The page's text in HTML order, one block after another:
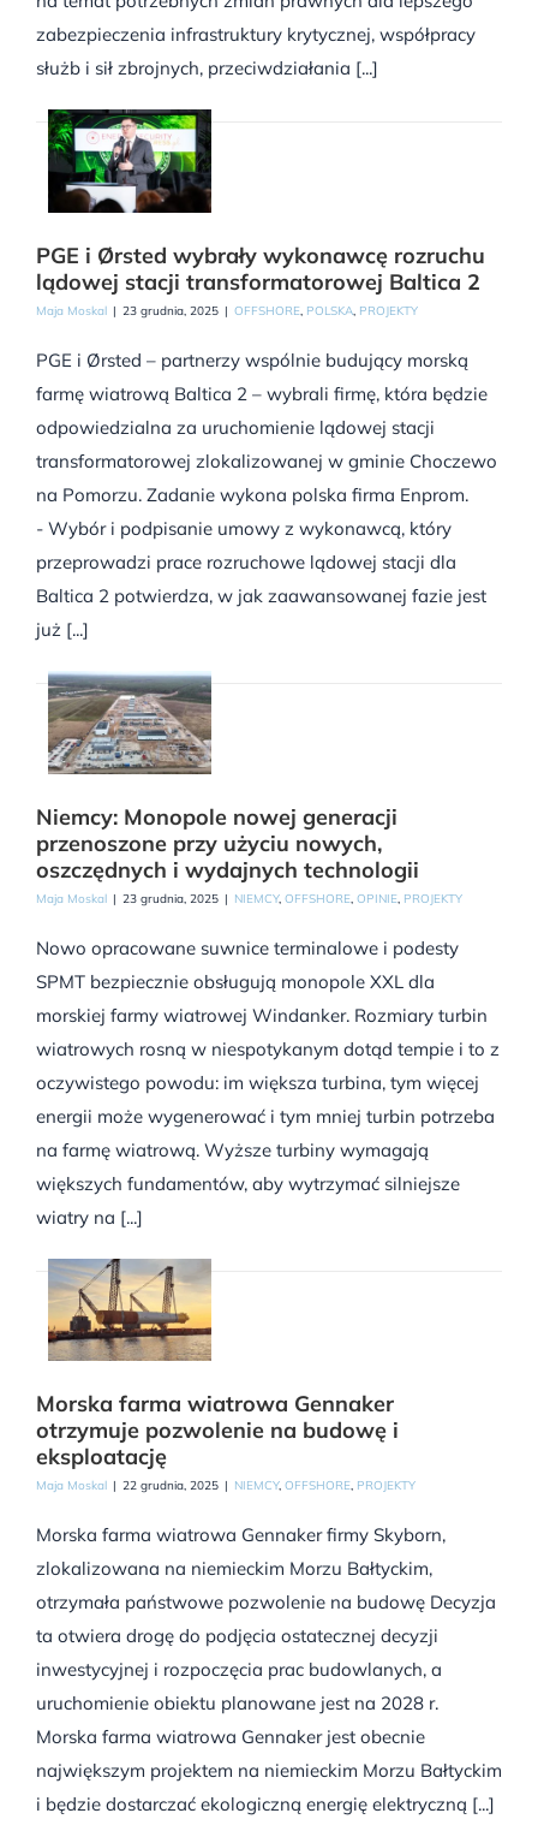
zabezpieczenia infrastruktury krytycznej, współpracy
służb i sił zbrojnych, przeciwdziałania [...]
PGE i Ørsted wybrały wykonawcę rozruchu
lądowej stacji transformatorowej Baltica 2
Maja Moskal | 23 grudnia, 2025 | OFFSHORE, POLSKA, PROJEKTY
PGE i Ørsted – partnerzy wspólnie budujący morską
farmę wiatrową Baltica 2 – wybrali firmę, która będzie
odpowiedzialna za uruchomienie lądowej stacji
transformatorowej zlokalizowanej w gminie Choczewo
na Pomorzu. Zadanie wykona polska firma Enprom.
- Wybór i podpisanie umowy z wykonawcą, który
przeprowadzi prace rozruchowe lądowej stacji dla
Baltica 2 potwierdza, w jak zaawansowanej fazie jest
już [...]
Niemcy: Monopole nowej generacji
przenoszone przy użyciu nowych,
oszczędnych i wydajnych technologii
Maja Moskal | 23 grudnia, 2025 | NIEMCY, OFFSHORE OPINIE PROJEKTY
Nowo opracowane suwnice terminalowe i podesty
SPMT bezpiecznie obsługują monopole XXL dla
morskiej farmy wiatrowej Windanker. Rozmiary turbin
wiatrowych rosną w niespotykanym dotąd tempie i to z
oczywistego powodu: im większa turbina, tym więcej
energii może wygenerować i tym mniej turbin potrzeba
na farmę wiatrową. Wyższe turbiny wymagają
większych fundamentów, aby wytrzymać silniejsze
wiatry na [...]
Morska farma wiatrowa Gennaker
otrzymuje pozwolenie na budowę i
eksploatację
Maja Moskal | 22 grudnia, 2025 | NIEMCY, OFFSHORE, PROJEKTY
Morska farma wiatrowa Gennaker firmy Skyborn,
zlokalizowana na niemieckim Morzu Bałtyckim,
otrzymała państwowe pozwolenie na budowę Decyzja
ta otwiera drogę do podjęcia ostatecznej decyzji
inwestycyjnej i rozpoczęcia prac budowlanych, a
uruchomienie obiektu planowane jest na 2028 r.
Morska farma wiatrowa Gennaker jest obecnie
największym projektem na niemieckim Morzu Bałtyckim
i będzie dostarczać ekologiczną energię elektryczną [...]